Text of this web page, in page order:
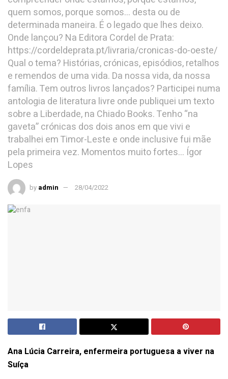
by admin 28/04/2022
Ana Lúcia Carreira, enfermeira portuguesa a viver na
Suíça